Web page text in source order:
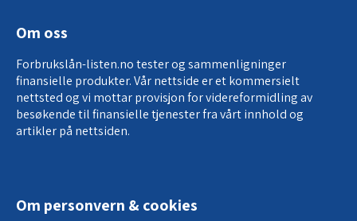
Om oss
Forbrukslån-listen.no tester og sammenligninger
finansielle produkter. Vår nettside er et kommersielt
nettsted og vi mottar provisjon forvidereformidling av
besøkende til finansielle tjenesterfra vårt innhold og
artikler på nettsiden.
Om personvern & cookies